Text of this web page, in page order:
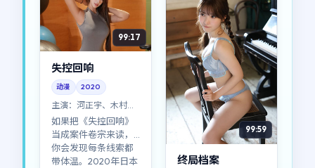
99:17
失控回响
动漫 2020
主演： 河正宇、木村拓
哉 等
如果把《失控回响》
当成案件卷宗来读，
你会发现每条线索都
带体温。2020年日本
99:59
终局档案